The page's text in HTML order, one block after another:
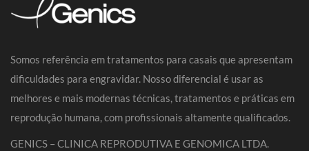
Somos referência em tratamentos para casais que apresentam
dificuldades para engravidar. Nosso diferencial é usar as
melhores e mais modernas técnicas, tratamentos e práticas em
reprodução humana, com profissionais altamente qualificados.
GENICS – CLINICA REPRODUTIVA E GENOMICA LTDA.